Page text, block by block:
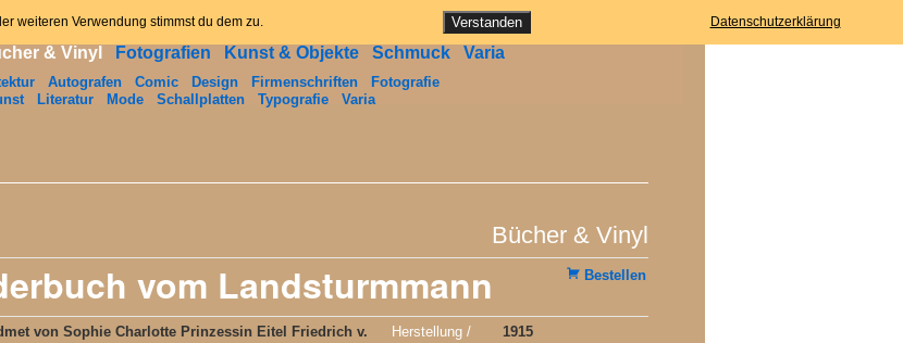
Angebot Kontakt Datenschutzerklärung
& Vinyl Fotografien Kunst & Objekte Schmuck Varia
Autografen Comic Design Firmenschriften
Fotografie
Literatur Mode Schallplatten Typografie Varia
Bücher & Vinyl
vom Landsturmmann Bestellen
von Sophie Charlotte Prinzessin Eitel Friedrich v.
Herstellung /
1915
weiteren Verwendung stimmst du dem zu. Verstanden Datenschutzerklärung